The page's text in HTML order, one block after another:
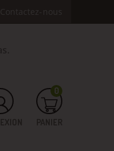
Contactez-nous
0